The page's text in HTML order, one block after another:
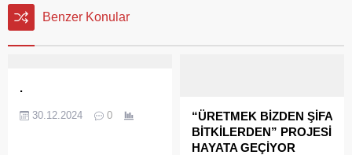
Benzer Konular
.
30.12.2024 0
“ÜRETMEK BİZDEN ŞİFA
BİTKİLERDEN” PROJESİ
HAYATA GEÇİYOR